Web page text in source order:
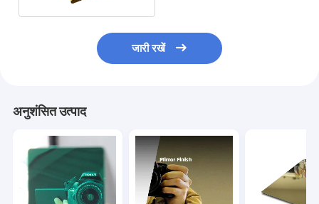
जारी रखें
अनुशंसित उत्पाद